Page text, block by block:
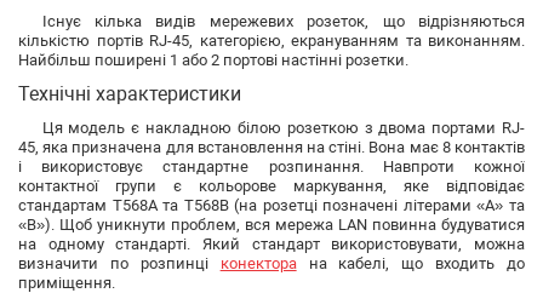
Існує кілька видів мережевих розеток, що відрізняються
кількістю портів RJ-45, категорією, екрануванням та виконанням.
Найбільш поширені 1 або 2 портові настінні розетки.
Технічні характеристики
Ця модель є накладною білою розеткою з двома портами RJ-
45, яка призначена для встановлення на стіні. Вона має 8 контактів
і використовує стандартне розпинання. Навпроти кожної
контактної групи є кольорове маркування, яке відповідає
стандартам T568A та T568B (на розетці позначені літерами «А» та
«В»). Щоб уникнути проблем, вся мережа LAN повинна будуватися
на одному стандарті. Який стандарт використовувати, можна
визначити по розпинці конекторана кабелі, що входить до
приміщення.